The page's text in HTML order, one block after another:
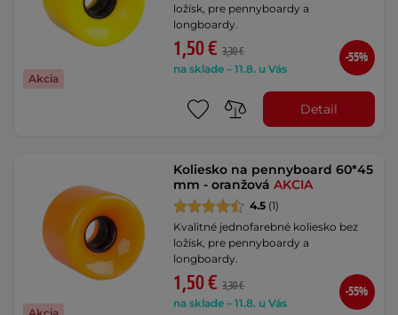
Akcia
ložísk, pre pennyboardy a
longboardy.
1,50 € 3,30 €
na sklade – 11.8. u Vás
-55%
Detail
Koliesko na pennyboard 60*45
mm - oranžováAKCIA
4.5 (1)
Kvalitné jednofarebné koliesko bez
ložísk, pre pennyboardy a
longboardy.
1,50 € 3,30 €
na sklade – 11.8. u Vás
-55%